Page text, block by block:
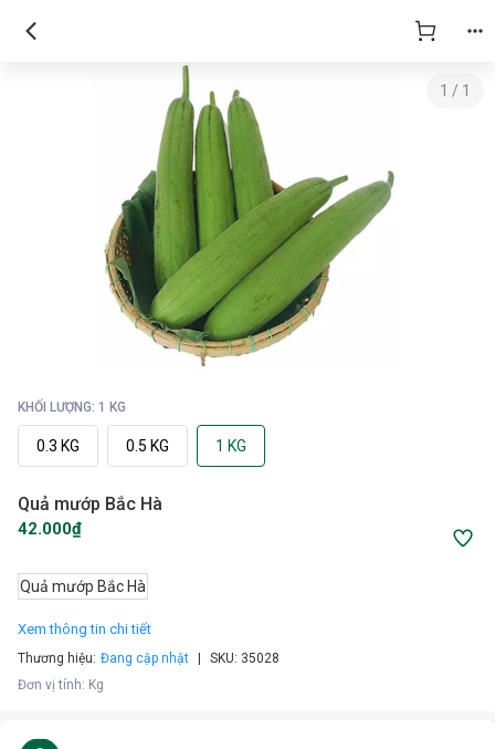
1 / 1
KHỐI LƯỢNG: 1 KG
0.3 KG 0.5 KG 1 KG
Quả mướp Bắc Hà
42.000₫
Quả mướp Bắc Hà
Xem thông tin chi tiết
Thương hiệu: Đang cập nhật SKU: 35028
Đơn vị tính: Kg